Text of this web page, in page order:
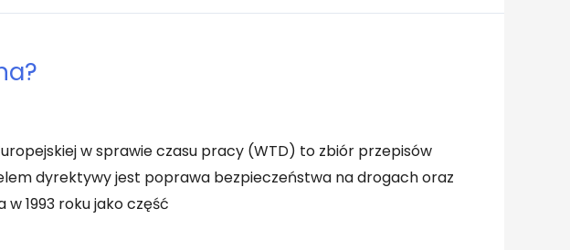
w sprawie czasu pracy (WTD) to zbiór przepisów
dyrektywy jest poprawa bezpieczeństwa na drogach oraz
1993 roku jako część